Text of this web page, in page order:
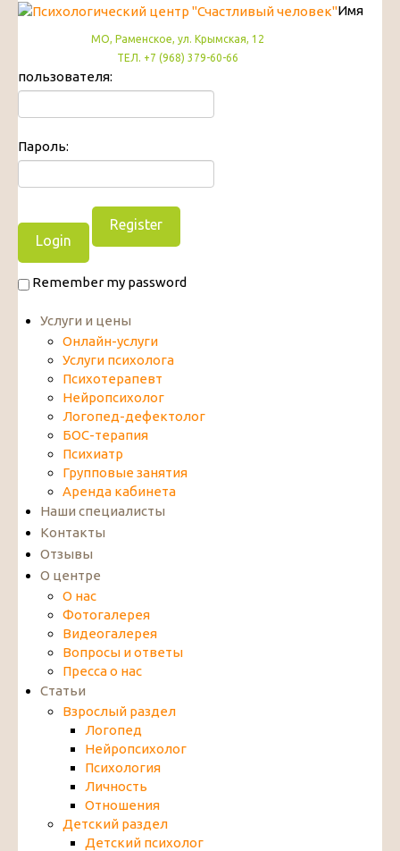
МО, Раменское, ул. Крымская, 12
ТЕЛ. +7 (968) 379-60-66
Имя
пользователя:
Пароль:
Register
Remember my password
Услуги и цены
Онлайн-услуги
Услуги психолога
Психотерапевт
Нейропсихолог
Логопед-дефектолог
БОС-терапия
Психиатр
Групповые занятия
Аренда кабинета
Наши специалисты
Контакты
Отзывы
О центре
О нас
Фотогалерея
Видеогалерея
Вопросы и ответы
Пресса о нас
Статьи
Взрослый раздел
Логопед
Нейропсихолог
Психология
Личность
Отношения
Детский раздел
Детский психолог